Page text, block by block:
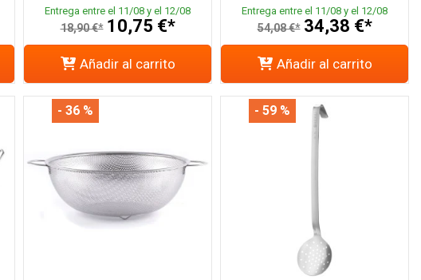
Entrega entre el 11/08 y el 12/08
18,90 €* 10,75 €*
Añadir al carrito
Entrega entre el 11/08 y el 12/08
54,08 €* 34,38 €*
Añadir al carrito
- 36 % - 59 %